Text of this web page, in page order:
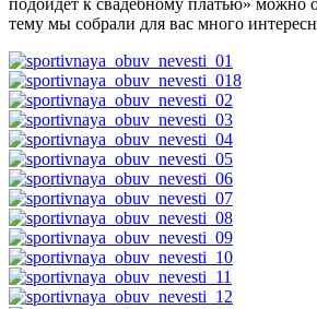
тему мы собрали для вас много